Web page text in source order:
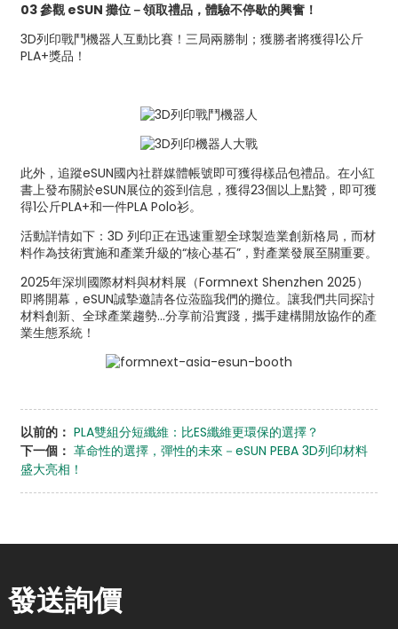
03 參觀 eSUN 攤位－領取禮品，體驗不停歇的興奮！
3D列印戰鬥機器人互動比賽！三局兩勝制；獲勝者將獲得1公斤
PLA+獎品！
此外，追蹤eSUN國內社群媒體帳號即可獲得樣品包禮品。在小紅
書上發布關於eSUN展位的簽到信息，獲得23個以上點贊，即可獲
得1公斤PLA+和一件PLA Polo衫。
活動詳情如下：3D 列印正在迅速重塑全球製造業創新格局，而材
料作為技術實施和產業升級的“核心基石”，對產業發展至關重要。
2025年深圳國際材料與材料展（Formnext Shenzhen 2025）
即將開幕，eSUN誠摯邀請各位蒞臨我們的攤位。讓我們共同探討
材料創新、全球產業趨勢…分享前沿實踐，攜手建構開放協作的產
業生態系統！
以前的： PLA雙組分短纖維：比ES纖維更環保的選擇？
下一個： 革命性的選擇，彈性的未來－eSUN PEBA 3D列印材料
盛大亮相！
發送詢價